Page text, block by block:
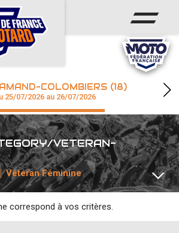
TV
à la billetterie
COLOMBIERS (18)
25/07/2026 au 26/07/2026
VETERAN-
Vétéran Féminine
correspond à vos critères.